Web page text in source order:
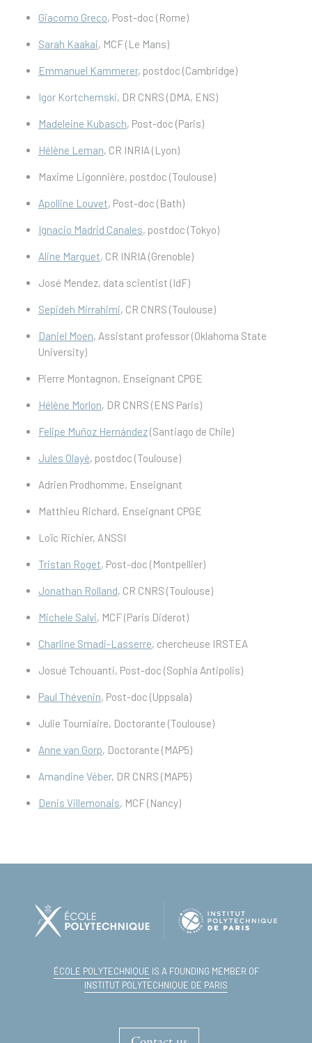
Giacomo Greco, Post-doc (Rome)
Sarah Kaakai, MCF (Le Mans)
Emmanuel Kammerer, postdoc (Cambridge)
Igor Kortchemski, DR CNRS (DMA, ENS)
Madeleine Kubasch, Post-doc (Paris)
Hélène Leman, CR INRIA (Lyon)
Maxime Ligonnière, postdoc (Toulouse)
Apolline Louvet, Post-doc (Bath)
Ignacio Madrid Canales, postdoc (Tokyo)
Aline Marguet, CR INRIA (Grenoble)
José Mendez, data scientist (IdF)
Sepideh Mirrahimi, CR CNRS (Toulouse)
Daniel Moen, Assistant professor (Oklahoma State
University)
Pierre Montagnon, Enseignant CPGE
Hélène Morlon, DR CNRS (ENS Paris)
Felipe Muñoz Hernández(Santiago de Chile)
Jules Olayé, postdoc (Toulouse)
Adrien Prodhomme, Enseignant
Matthieu Richard, Enseignant CPGE
Loïc Richier, ANSSI
Tristan Roget, Post-doc (Montpellier)
Jonathan Rolland, CR CNRS (Toulouse)
Michele Salvi, MCF (Paris Diderot)
Charline Smadi-Lasserre, chercheuse IRSTEA
Josué Tchouanti, Post-doc (Sophia Antipolis)
Paul Thévenin, Post-doc (Uppsala)
Julie Tourniaire, Doctorante (Toulouse)
Anne van Gorp, Doctorante (MAP5)
Amandine Véber, DR CNRS (MAP5)
Denis Villemonais, MCF (Nancy)
ÉCOLE POLYTECHNIQUE IS A FOUNDING MEMBER OF
INSTITUT POLYTECHNIQUE DE PARIS